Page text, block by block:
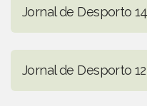
Jornal de Desporto
Jornal de Desporto